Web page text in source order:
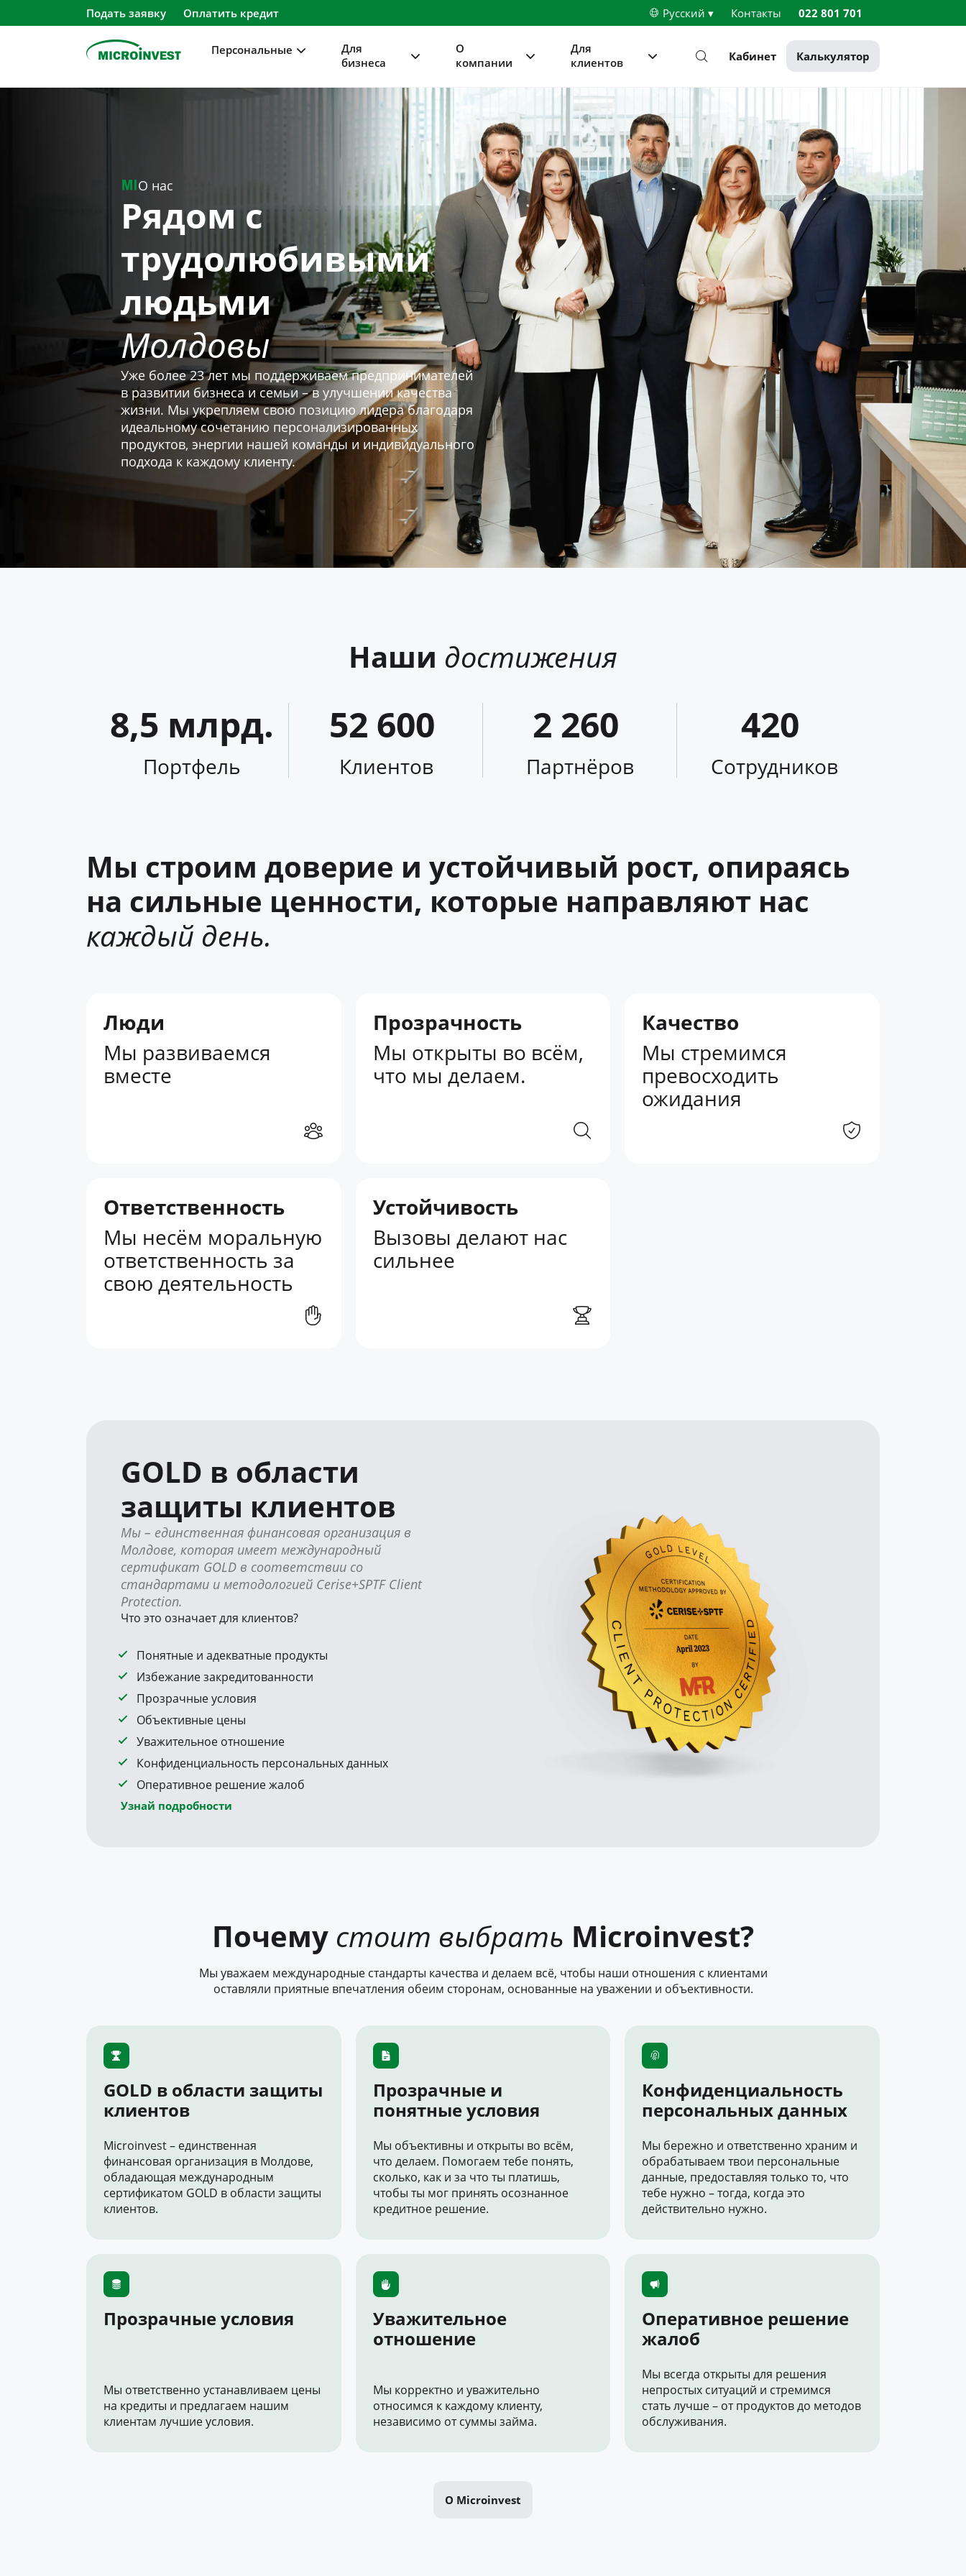
Подать заявку Оплатить кредит Русский ▾ Контакты 022 801 701
Персональные
Для
бизнеса
О
компании
Для
клиентов
Кабинет Калькулятор
-->
O нас
Рядом с
трудолюбивыми
людьми
Молдовы
Уже более 23 лет мы поддерживаем предпринимателей
в развитии бизнеса и семьи – в улучшении качества
жизни. Мы укрепляем свою позицию лидера благодаря
идеальному сочетанию персонализированных
продуктов, энергии нашей команды и индивидуального
подхода к каждому клиенту.
Наши достижения
8,5 млрд.
Портфель
52 600
Клиентов
2 260
Партнёров
420
Сотрудников
Мы строим доверие и устойчивый рост, опираясь
на сильные ценности, которые направляют нас
каждый день.
Люди
Мы развиваемся
вместе
Прозрачность
Мы открыты во всём,
что мы делаем.
Качество
Мы стремимся
превосходить
ожидания
Ответственность
Мы несём моральную
ответственность за
свою деятельность
Устойчивость
Вызовы делают нас
сильнее
GOLD в области
защиты клиентов
Мы – единственная финансовая организация в
Молдове, которая имеет международный
сертификат GOLD в соответствии со
стандартами и методологией Cerise+SPTF Client
Protection.
Что это означает для клиентов?
Понятные и адекватные продукты
Избежание закредитованности
Прозрачные условия
Объективные цены
Уважительное отношение
Конфиденциальность персональных данных
Оперативное решение жалоб
Узнай подробности
Почему стоит выбрать Microinvest?
Мы уважаем международные стандарты качества и делаем всё, чтобы наши отношения с клиентами
оставляли приятные впечатления обеим сторонам, основанные на уважении и объективности.
GOLD в области защиты
клиентов
Microinvest – единственная
финансовая организация в Молдове,
обладающая международным
сертификатом GOLD в области защиты
клиентов.
Прозрачные и
понятные условия
Мы объективны и открыты во всём,
что делаем. Помогаем тебе понять,
сколько, как и за что ты платишь,
чтобы ты мог принять осознанное
кредитное решение.
Конфиденциальность
персональных данных
Мы бережно и ответственно храним и
обрабатываем твои персональные
данные, предоставляя только то, что
тебе нужно – тогда, когда это
действительно нужно.
Прозрачные условия
Мы ответственно устанавливаем цены
на кредиты и предлагаем нашим
клиентам лучшие условия.
Уважительное
отношение
Мы корректно и уважительно
относимся к каждому клиенту,
независимо от суммы займа.
Оперативное решение
жалоб
Мы всегда открыты для решения
непростых ситуаций и стремимся
стать лучше – от продуктов до методов
обслуживания.
О Microinvest